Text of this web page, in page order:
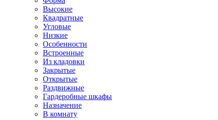
Высокие
Квадратные
Угловые
Низкие
Особенности
Встроенные
Из кладовки
Закрытые
Открытые
Раздвижные
Гардеробные шкафы
Назначение
В комнату